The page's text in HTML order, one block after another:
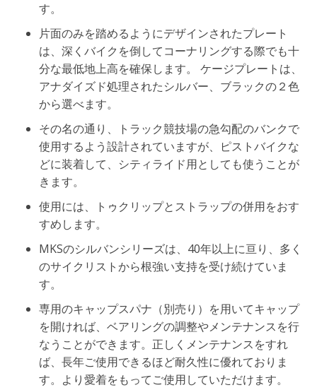
す。
片面のみを踏めるようにデザインされたプレート
は、深くバイクを倒してコーナリングする際でも十
分な最低地上高を確保します。 ケージプレートは、
アナダイズド処理されたシルバー、ブラックの２色
から選べます。
その名の通り、トラック競技場の急勾配のバンクで
使用するよう設計されていますが、ピストバイクな
どに装着して、シティライド用としても使うことが
きます。
使用には、トゥクリップとストラップの併用をおす
すめします。
MKSのシルバンシリーズは、40年以上に亘り、多く
のサイクリストから根強い支持を受け続けていま
す。
専用のキャップスパナ（別売り）を用いてキャップ
を開ければ、ベアリングの調整やメンテナンスを行
なうことができます。正しくメンテナンスをすれ
ば、長年ご使用できるほど耐久性に優れておりま
す。より愛着をもってご使用していただけます。